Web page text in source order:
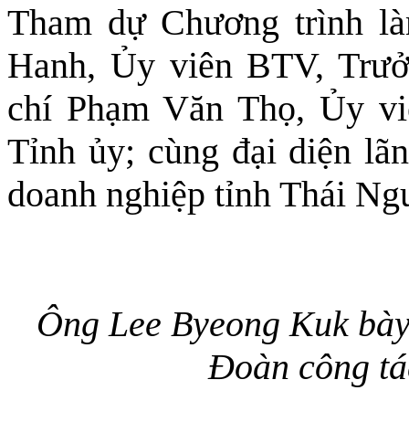
Tham dự Chương trình
Hanh, Ủy viên BTV,
chí Phạm Văn Thọ, Ủy
Tỉnh ủy; cùng đại diện
doanh nghiệp tỉnh Thái
Ông Lee Byeong Kuk
Đoàn công